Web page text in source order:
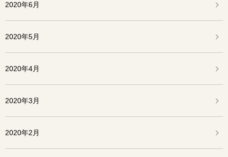
2020年6月
2020年5月
2020年4月
2020年3月
2020年2月